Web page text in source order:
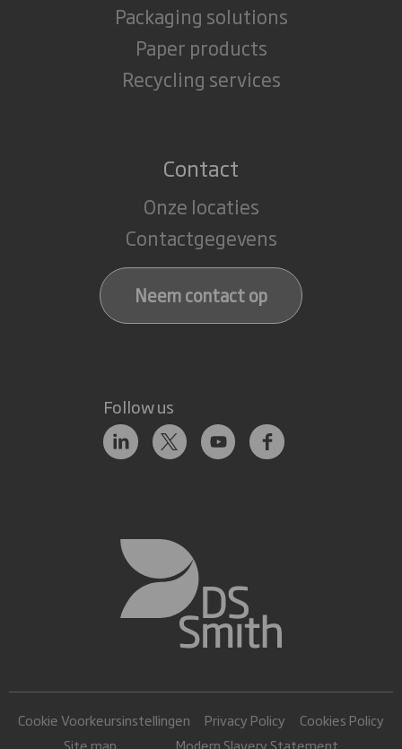
Packaging solutions
Paper products
Recycling services
Contact
Onze locaties
Contactgegevens
Neem contact op
Follow us
Cookie Voorkeursinstellingen Privacy Policy
Cookies Policy
Site map
Modern Slavery Statement